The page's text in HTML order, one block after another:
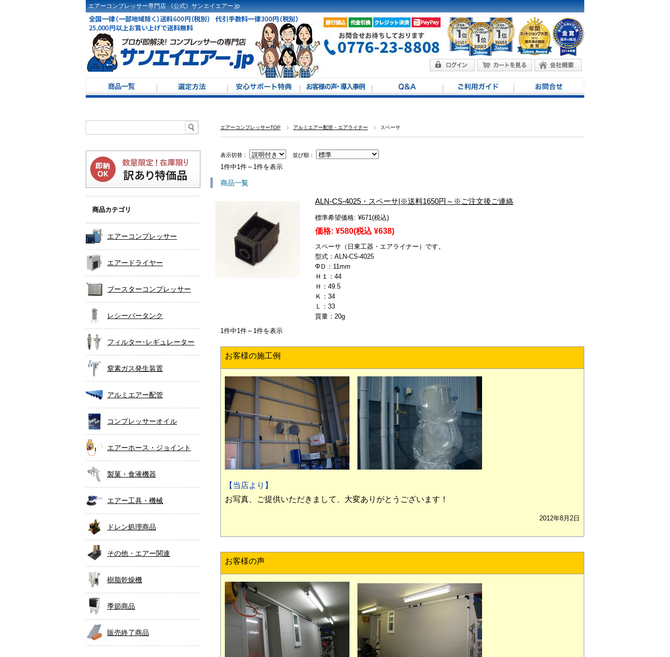
エアーコンプレッサー専門店 《公式》サンエイエアー.jp
エアーコンプレッサーTOP アルミエアー配管・エアライナー スペーサ
表示切替： 並び順：
1件中1件～1件を表示
商品一覧
ALN-CS-4025・スペーサ|※送料1650円～※ご注文後ご連絡
標準希望価格: ¥671(税込)
価格: ¥580(税込 ¥638)
スペーサ（日東工器・エアライナー）です。
型式：ALN-CS-4025
ΦＤ：11mm
Ｈ１：44
Ｈ：49.5
Ｋ：34
Ｌ：33
質量：20g
1件中1件～1件を表示
お客様の施工例
【当店より】
お写真、ご提供いただきまして、大変ありがとうございます！
2012年8月2日
お客様の声
商品カテゴリ
エアーコンプレッサー
エアードライヤー
ブースターコンプレッサー
レシーバータンク
フィルター･レギュレーター
窒素ガス発生装置
アルミエアー配管
コンプレッサーオイル
エアーホース・ジョイント
製菓・食液機器
エアー工具・機械
ドレン処理商品
その他・エアー関連
樹脂乾燥機
季節商品
販売終了商品